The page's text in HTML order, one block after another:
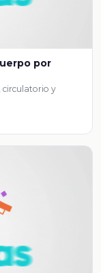
circulatorio y